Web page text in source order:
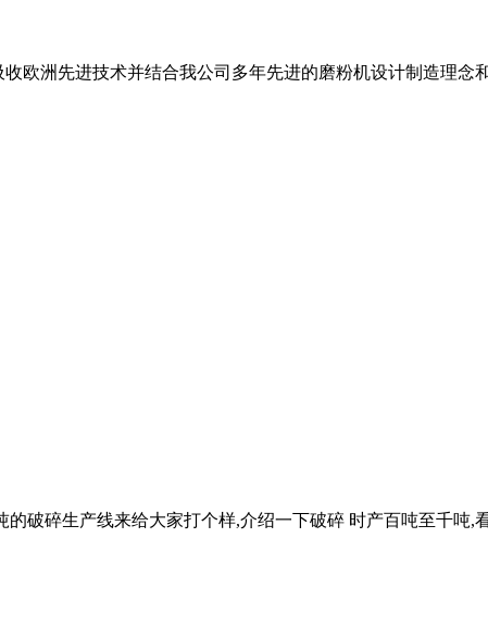
欧洲先进技术并结合我公司多年先进的磨粉机设计制造理念
破碎生产线来给大家打个样,介绍一下破碎 时产百吨至千吨,